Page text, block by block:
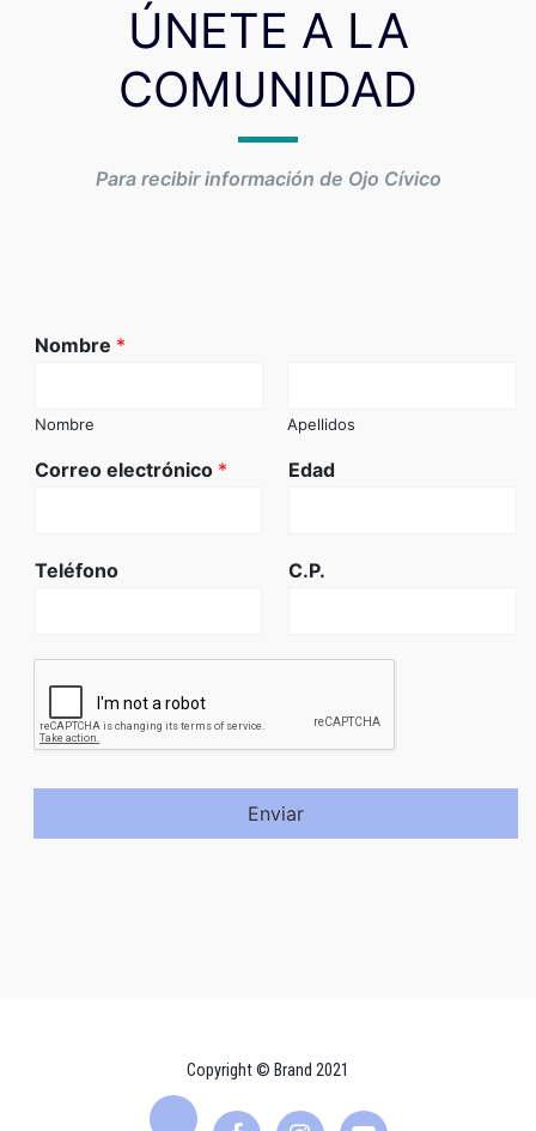
ÚNETE A LA
COMUNIDAD
Para recibir información de Ojo Cívico
Nombre *
Nombre Apellidos
Correo electrónico * Edad
Teléfono C.P.
Enviar
Copyright © Brand 2021